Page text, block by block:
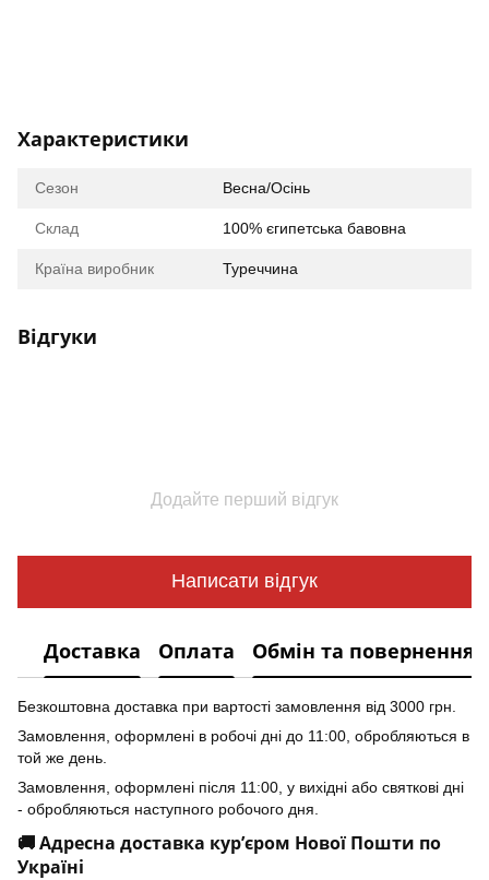
Характеристики
Сезон Весна/Осінь
Склад 100% єгипетська бавовна
Країна виробник Туреччина
Відгуки
Додайте перший відгук
Написати відгук
Доставка Оплата Обмін та повернення
Безкоштовна доставка при вартості замовлення від 3000 грн.
Замовлення, оформлені в робочі дні до 11:00, обробляються в
той же день.
Замовлення, оформлені після 11:00, у вихідні або святкові дні
- обробляються наступного робочого дня.
🚚 Адресна доставка кур’єром Нової Пошти по
Україні